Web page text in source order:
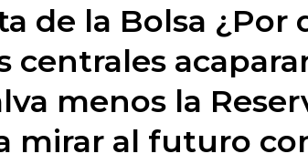
de la Bolsa ¿Por
centrales
menos la
mirar al futuro